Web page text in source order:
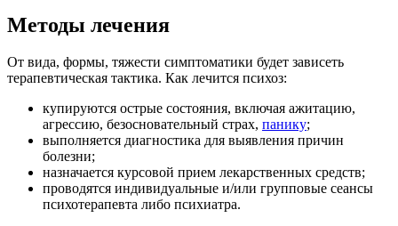
Методы лечения
От вида, формы, тяжести симптоматики будет зависеть
терапевтическая тактика. Как лечится психоз:
купируются острые состояния, включая ажитацию,
агрессию, безосновательный страх, панику;
выполняется диагностика для выявления причин
болезни;
назначается курсовой прием лекарственных средств;
проводятся индивидуальные и/или групповые сеансы
психотерапевта либо психиатра.